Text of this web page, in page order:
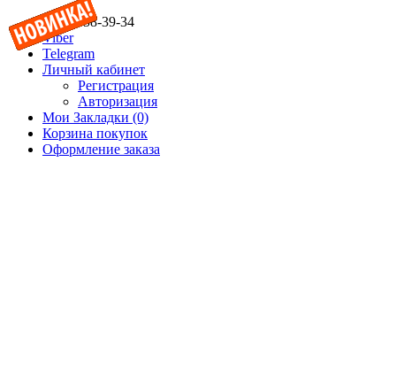
(067) 358-39-34
Viber
Telegram
Личный кабинет
Регистрация
Авторизация
Мои Закладки (0)
Корзина покупок
Оформление заказа